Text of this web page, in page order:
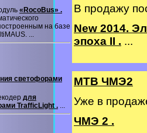
«RocoBus» .
на базе
...
светофорами
для
TrafficLight . ...
В продажу
New 2014.
эпоха II . ...
MTB ЧМЭ2
Уже в
ЧМЭ 2 .